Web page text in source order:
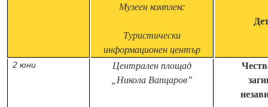
Музеен комплекс
Туристически
информационен център
2 юни
Централен площад
„Никола Вапцаров”